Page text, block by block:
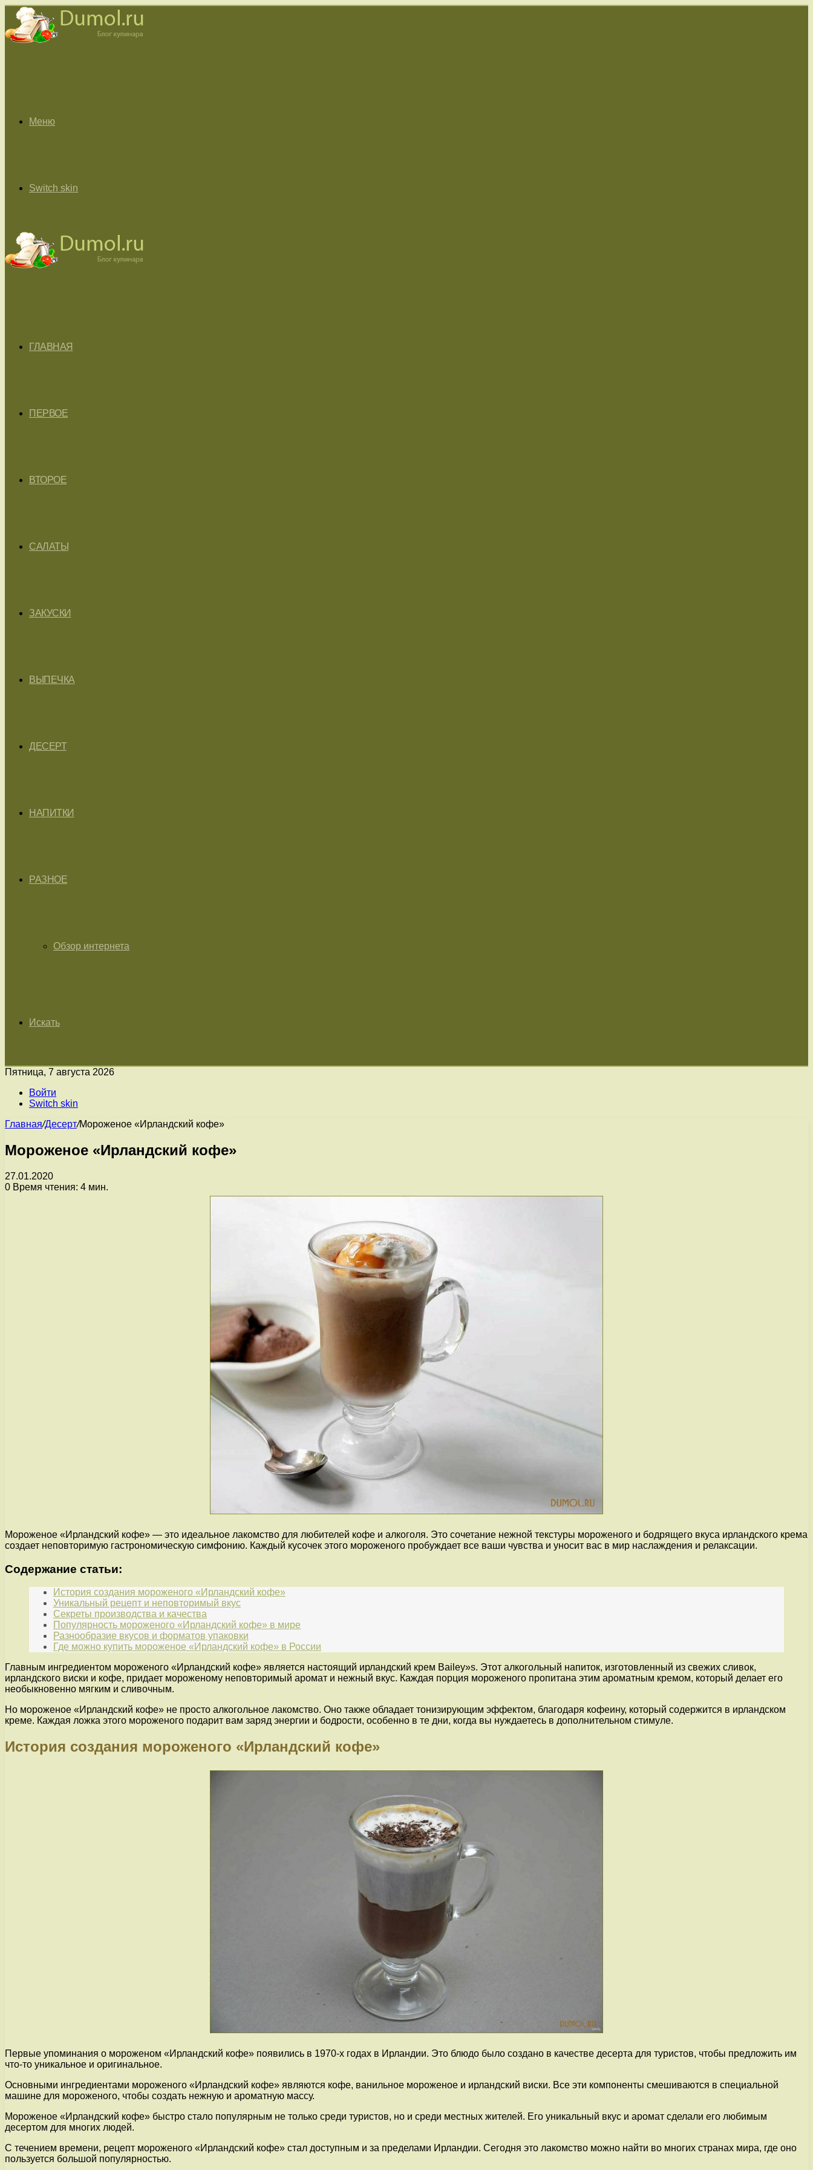
Меню
Switch skin
ГЛАВНАЯ
ПЕРВОЕ
ВТОРОЕ
САЛАТЫ
ЗАКУСКИ
ВЫПЕЧКА
ДЕСЕРТ
НАПИТКИ
РАЗНОЕ
Обзор интернета
Искать
Пятница, 7 августа 2026
Войти
Switch skin
Главная/Десерт/Мороженое «Ирландский кофе»
Мороженое «Ирландский кофе»
27.01.2020
0 Время чтения: 4 мин.
Мороженое «Ирландский кофе» — это идеальное лакомство для любителей кофе и алкоголя. Это сочетание нежной текстуры мороженого и бодрящего вкуса ирландского крема
создает неповторимую гастрономическую симфонию. Каждый кусочек этого мороженого пробуждает все ваши чувства и уносит вас в мир наслаждения и релаксации.
Содержание статьи:
История создания мороженого «Ирландский кофе»
Уникальный рецепт и неповторимый вкус
Секреты производства и качества
Популярность мороженого «Ирландский кофе» в мире
Разнообразие вкусов и форматов упаковки
Где можно купить мороженое «Ирландский кофе» в России
Главным ингредиентом мороженого «Ирландский кофе» является настоящий ирландский крем Bailey»s. Этот алкогольный напиток, изготовленный из свежих сливок,
ирландского виски и кофе, придает мороженому неповторимый аромат и нежный вкус. Каждая порция мороженого пропитана этим ароматным кремом, который делает его
необыкновенно мягким и сливочным.
Но мороженое «Ирландский кофе» не просто алкогольное лакомство. Оно также обладает тонизирующим эффектом, благодаря кофеину, который содержится в ирландском
креме. Каждая ложка этого мороженого подарит вам заряд энергии и бодрости, особенно в те дни, когда вы нуждаетесь в дополнительном стимуле.
История создания мороженого «Ирландский кофе»
Первые упоминания о мороженом «Ирландский кофе» появились в 1970-х годах в Ирландии. Это блюдо было создано в качестве десерта для туристов, чтобы предложить им
что-то уникальное и оригинальное.
Основными ингредиентами мороженого «Ирландский кофе» являются кофе, ванильное мороженое и ирландский виски. Все эти компоненты смешиваются в специальной
машине для мороженого, чтобы создать нежную и ароматную массу.
Мороженое «Ирландский кофе» быстро стало популярным не только среди туристов, но и среди местных жителей. Его уникальный вкус и аромат сделали его любимым
десертом для многих людей.
С течением времени, рецепт мороженого «Ирландский кофе» стал доступным и за пределами Ирландии. Сегодня это лакомство можно найти во многих странах мира, где оно
пользуется большой популярностью.